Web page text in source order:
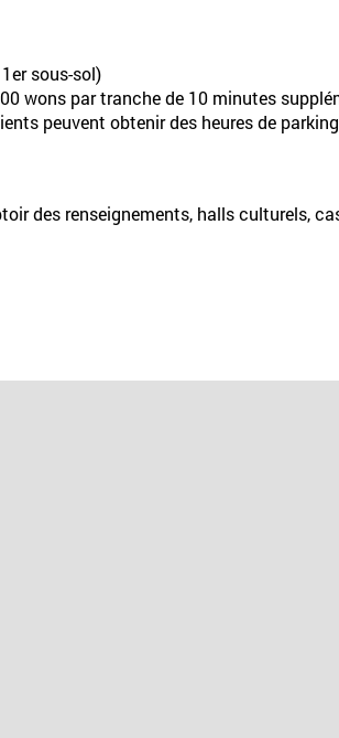
sous-sol)
wons par tranche de 10 minutes
peuvent obtenir des heures de
des renseignements, halls culturels,